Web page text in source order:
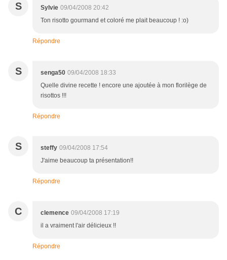
S Sylvie 09/04/2008 20:42
Ton risotto gourmand et coloré me plait beaucoup ! :o)
Répondre
S senga50 09/04/2008 18:33
Quelle divine recette ! encore une ajoutée à mon florilège de
risottos !!!
Répondre
S steffy 09/04/2008 17:54
J'aime beaucoup ta présentation!!
Répondre
C clemence 09/04/2008 17:19
il a vraiment l'air délicieux !!
Répondre